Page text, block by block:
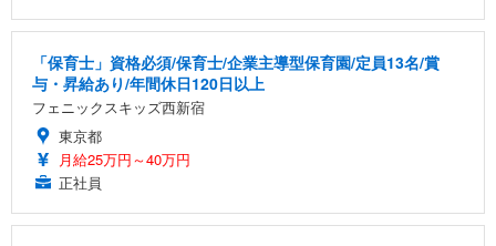
「保育士」資格必須/保育士/企業主導型保育園/定員13名/賞
与・昇給あり/年間休日120日以上
フェニックスキッズ西新宿
東京都
月給25万円～40万円
正社員